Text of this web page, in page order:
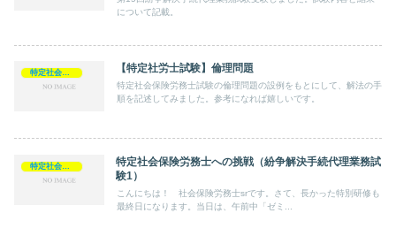
について記載。
特定社会保険労務士 【特定社労士試験】倫理問題
特定社会保険労務士試験の倫理問題の設例をもとにして、解法の手
順を記述してみました。参考になれば嬉しいです。
特定社会保険労務士への挑戦（紛争解決手続代理業務試
験1）
こんにちは！ 社会保険労務士srです。さて、長かった特別研修も
最終日になります。当日は、午前中「ゼミ...